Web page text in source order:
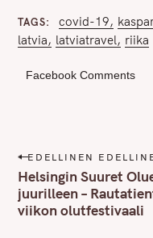
TAGS covid-19
latvia
latviatravel riika
Facebook Comments
P
o
s
t
EDELLINEN
Helsingin Suuret
juurilleen –
viikon olutfestivaali